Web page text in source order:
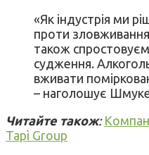
«Як індустрія ми
проти
також
судження.
вживати
– наголошує
Читайте також:
Tapì Group